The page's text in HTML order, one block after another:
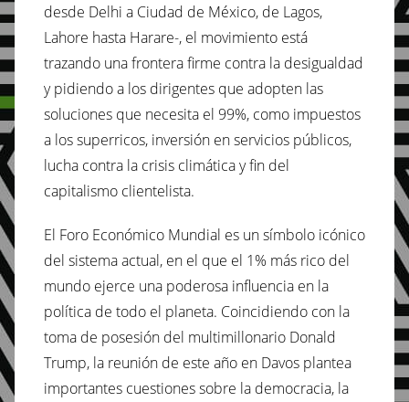
desde Delhi a Ciudad de México, de Lagos,
Lahore hasta Harare-, el movimiento está
trazando una frontera firme contra la desigualdad
y pidiendo a los dirigentes que adopten las
soluciones que necesita el 99%, como impuestos
a los superricos, inversión en servicios públicos,
lucha contra la crisis climática y fin del
capitalismo clientelista.
El Foro Económico Mundial es un símbolo icónico
del sistema actual, en el que el 1% más rico del
mundo ejerce una poderosa influencia en la
política de todo el planeta. Coincidiendo con la
toma de posesión del multimillonario Donald
Trump, la reunión de este año en Davos plantea
importantes cuestiones sobre la democracia, la